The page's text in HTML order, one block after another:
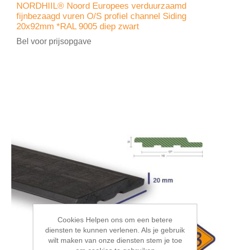
NORDHIIL® Noord Europees verduurzaamd
fijnbezaagd vuren O/S profiel channel Siding
20x92mm *RAL 9005 diep zwart
Bel voor prijsopgave
Cookies Helpen ons om een betere
diensten te kunnen verlenen. Als je gebruik
wilt maken van onze diensten stem je toe